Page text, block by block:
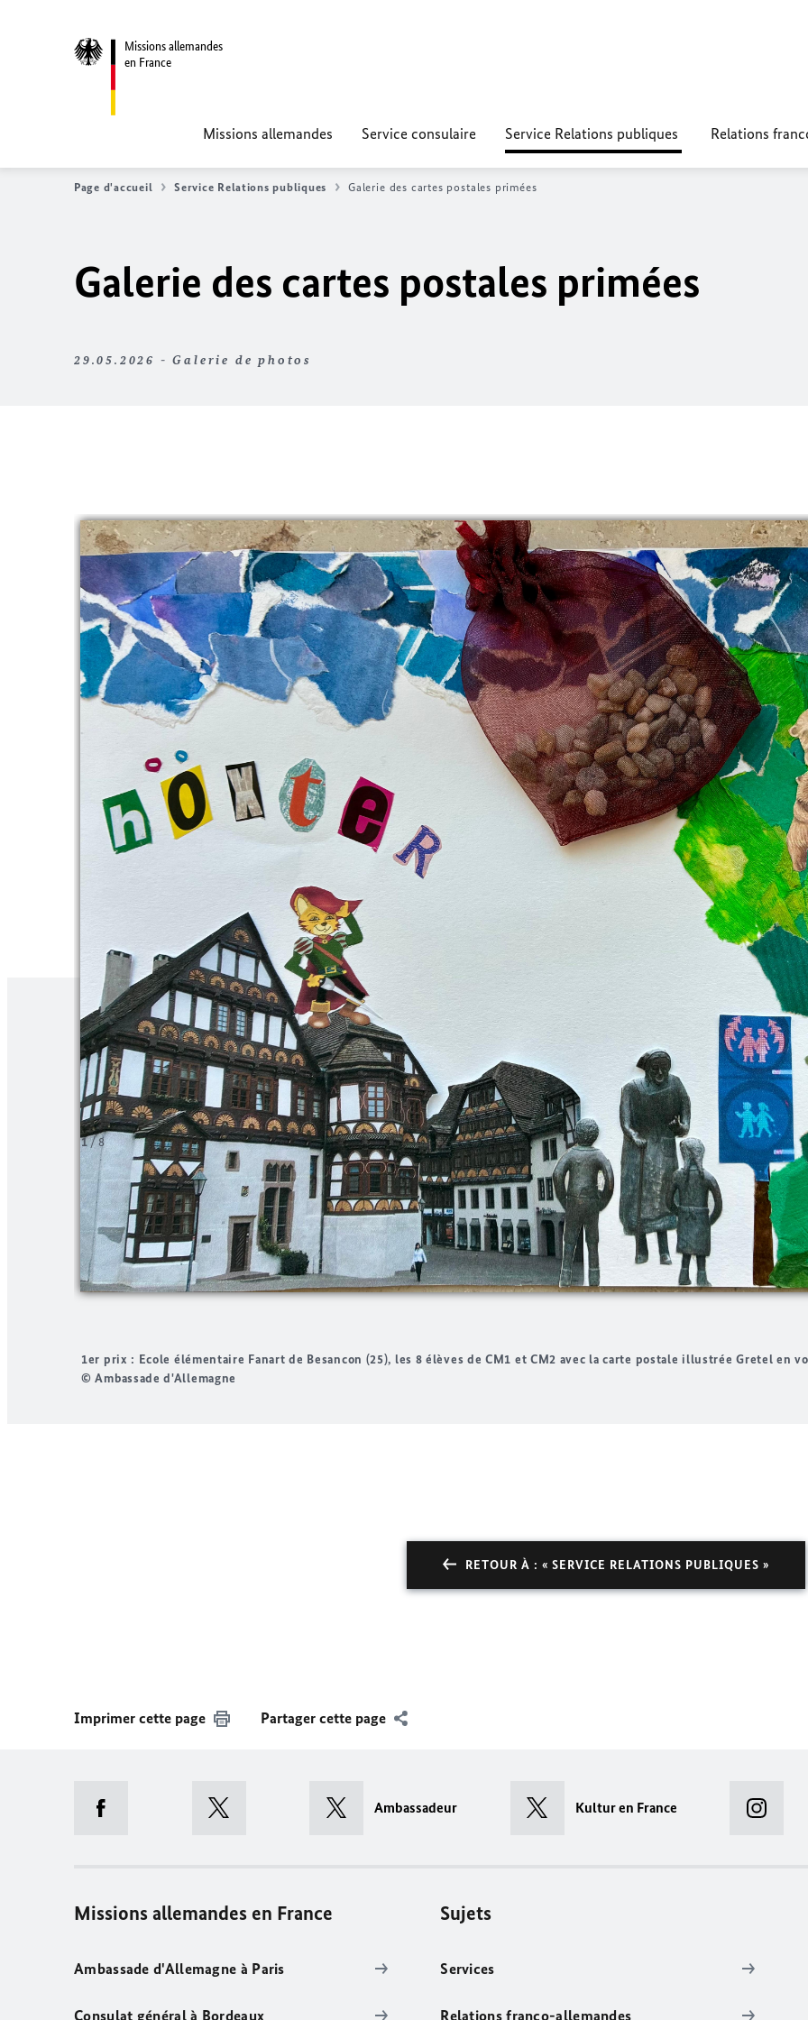
Missions allemandes
en France
Missions allemandes Service consulaire Service Relations publiques Relations
Page d'accueil Service Relations publiques Galerie des cartes postales primées
Galerie des cartes postales primées
29.05.2026 - Galerie de photos
1er prix : Ecole élémentaire Fanart de Besancon (25), les 8 élèves de CM1 et CM2 avec la carte postale illustrée Gretel en
© Ambassade d'Allemagne
1/8
RETOUR À : « SERVICE RELATIONS PUBLIQUES »
Imprimer cette page Partager cette page
Ambassadeur Kultur en France
Missions allemandes en France
Ambassade d'Allemagne à Paris
Consulat général à Bordeaux
Sujets
Services
Relations franco-allemandes